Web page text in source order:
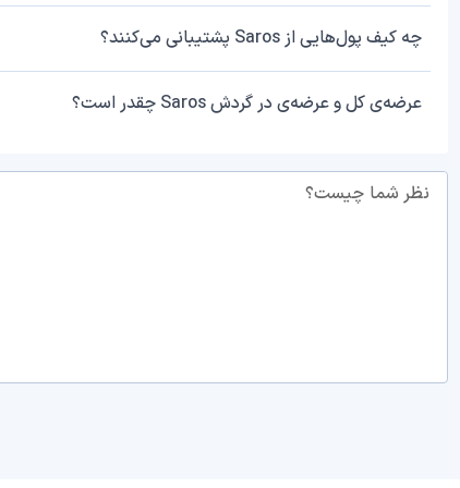
چه کیف پول‌هایی از Saros پشتیبانی می‌کنند؟
عرضه‌ی کل و عرضه‌ی در گردش Saros چقدر است؟
نظر شما چیست؟